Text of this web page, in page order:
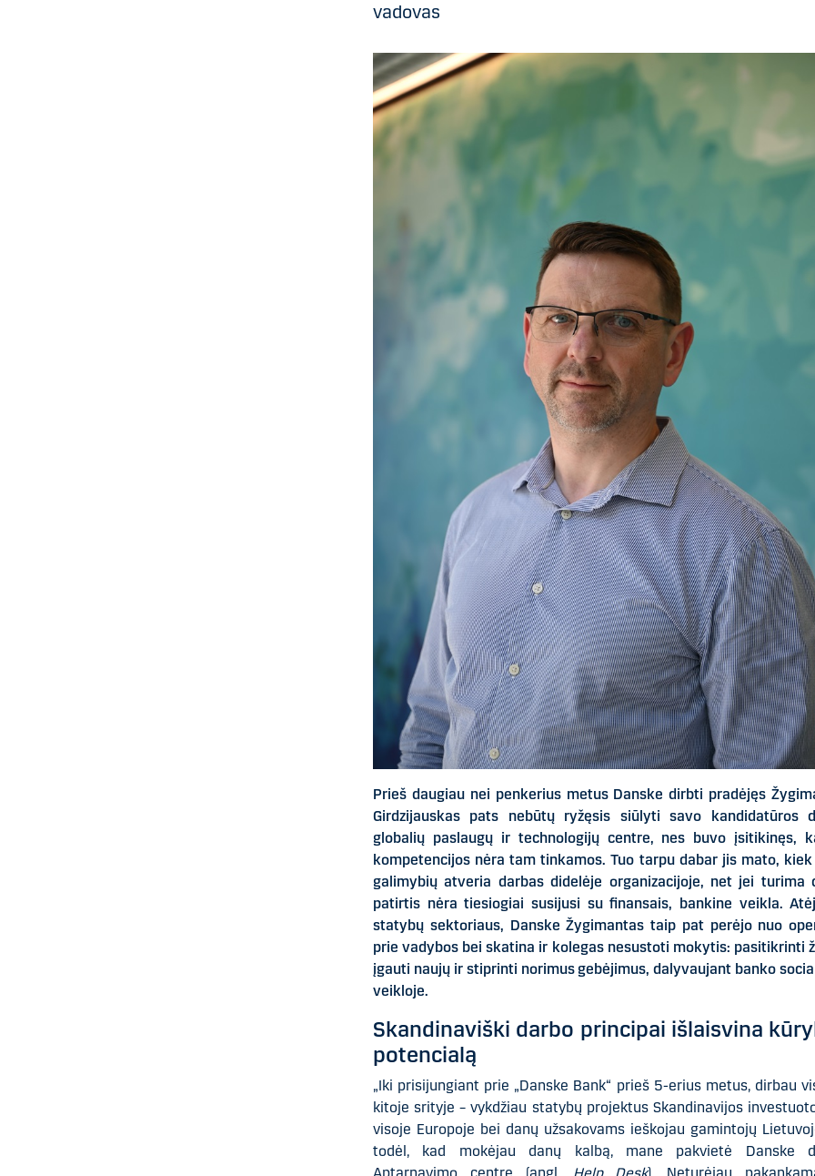
vadovas
Prieš daugiau nei penkerius metus Danske dirbti pradėjęs
Girdzijauskas pats nebūtų ryžęsis siūlyti savo kandidatūros
globalių paslaugų ir technologijų centre, nes buvo įsitikinęs,
kompetencijos nėra tam tinkamos. Tuo tarpu dabar jis mato, kiek
galimybių atveria darbas didelėje organizacijoje, net jei turima
patirtis nėra tiesiogiai susijusi su finansais, bankine veikla.
statybų sektoriaus, Danske Žygimantas taip pat perėjo nuo
prie vadybos bei skatina ir kolegas nesustoti mokytis: pasitikrinti
įgauti naujų ir stiprinti norimus gebėjimus, dalyvaujant banko
veikloje.
Skandinaviški darbo principai išlaisvina
potencialą
„Iki prisijungiant prie „Danske Bank“ prieš 5-erius metus, dirbau
kitoje srityje – vykdžiau statybų projektus Skandinavijos
visoje Europoje bei danų užsakovams ieškojau gamintojų
todėl, kad mokėjau danų kalbą, mane pakvietė Danske
Aptarnavimo centre (angl. Help Desk). Neturėjau